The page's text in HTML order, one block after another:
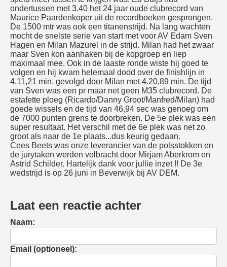
ondertussen met 3.40 het 24 jaar oude clubrecord van
Maurice Paardenkoper uit de recordboeken gesprongen.
De 1500 mtr was ook een titanenstrijd. Na lang wachten
mocht de snelste serie van start met voor AV Edam Sven
Hagen en Milan Mazurel in de strijd. Milan had het zwaar
maar Sven kon aanhaken bij de kopgroep en liep
maximaal mee. Ook in de laaste ronde wiste hij goed te
volgen en hij kwam helemaal dood over de finishlijn in
4.11,21 min. gevolgd door Milan met 4.20,89 min. De tijd
van Sven was een pr maar net geen M35 clubrecord. De
estafette ploeg (Ricardo/Danny Groot/Manfred/Milan) had
goede wissels en de tijd van 46,94 sec was genoeg om
de 7000 punten grens te doorbreken. De 5e plek was een
super resultaat. Het verschil met de 6e plek was net zo
groot als naar de 1e plaats...dus keurig gedaan.
Cees Beets was onze leverancier van de polsstokken en
de jurytaken werden volbracht door Mirjam Aberkrom en
Astrid Schilder. Hartelijk dank voor jullie inzet !! De 3e
wedstrijd is op 26 juni in Beverwijk bij AV DEM.
Laat een reactie achter
Naam:
Email (optioneel):